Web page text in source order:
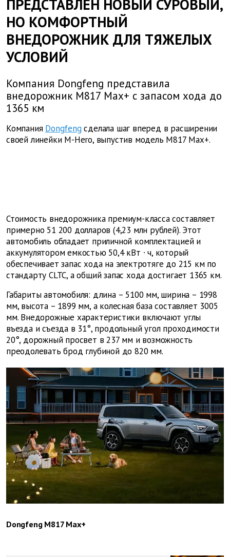
ПРЕДСТАВЛЕН НОВЫЙ СУРОВЫЙ,
НО КОМФОРТНЫЙ
ВНЕДОРОЖНИК ДЛЯ ТЯЖЕЛЫХ
УСЛОВИЙ
Компания Dongfeng представила
внедорожник M817 Max+ с запасом хода до
1365 км
Компания Dongfengсделала шаг вперед в расширении
своей линейки M-Hero, выпустив модель M817 Max+.
Стоимость внедорожника премиум-класса составляет
примерно 51 200 долларов (4,23 млн рублей). Этот
автомобиль обладает приличной комплектацией и
аккумулятором емкостью 50,4 кВт ∙ ч, который
обеспечивает запас хода на электротяге до 215 км по
стандарту CLTC, а общий запас хода достигает 1365 км.
Габариты автомобиля: длина – 5100 мм, ширина – 1998
мм, высота – 1899 мм, а колесная база составляет 3005
мм. Внедорожные характеристики включают углы
въезда и съезда в 31°, продольный угол проходимости
20°, дорожный просвет в 237 мм и возможность
преодолевать брод глубиной до 820 мм.
Dongfeng M817 Max+